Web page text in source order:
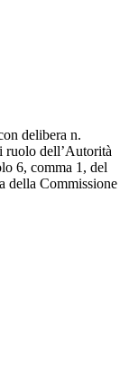
delibera n.
ruolo dell’Autorità
6, comma 1, del
della Commissione